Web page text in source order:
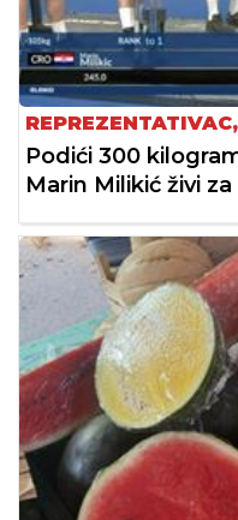
Podići 300
Marin Milikić živi